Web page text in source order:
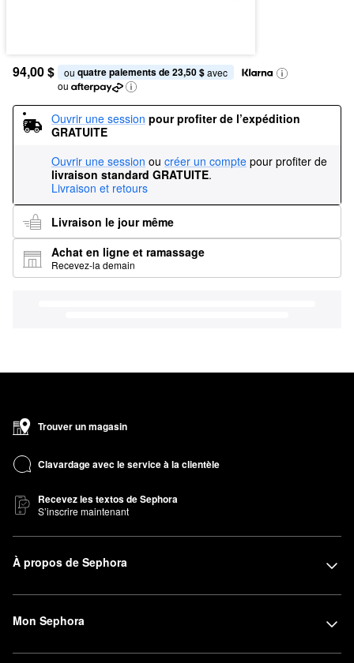
94,00 $ ou quatre paiements de 23,50 $ avec
ou
Ouvrir une session pour profiter de l’expédition
GRATUITE
Ouvrir une session ou créer un compte pour profiter de
livraison standard GRATUITE.
Livraison et retours
Livraison le jour même
Achat en ligne et ramassage
Recevez-la demain
Trouver un magasin
Clavardage avec le service à la clientèle
Recevez les textos de Sephora
S’inscrire maintenant
À propos de Sephora
Mon Sephora